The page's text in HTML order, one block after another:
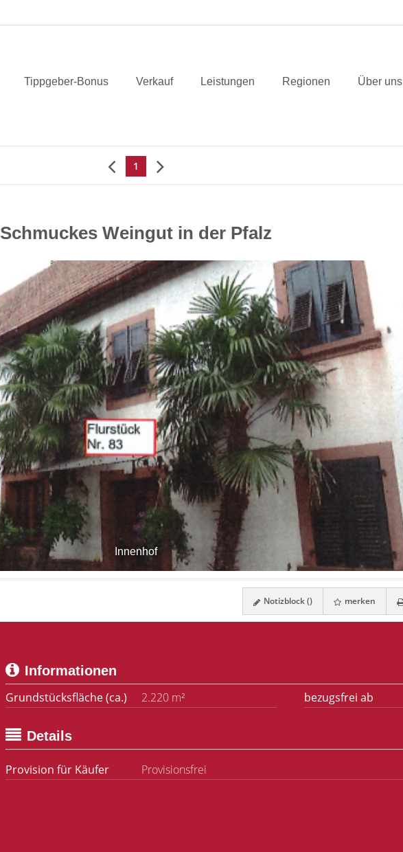
Tippgeber-Bonus Verkauf Leistungen Regionen Über uns
1
Schmuckes Weingut in der Pfalz
Innenhof
Notizblock () merken
Informationen
Grundstücksfläche (ca.)
2.220 m² bezugsfrei ab
Details
Provision für Käufer Provisionsfrei